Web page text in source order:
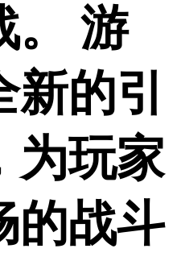
。 游
的引
为玩家
的战斗